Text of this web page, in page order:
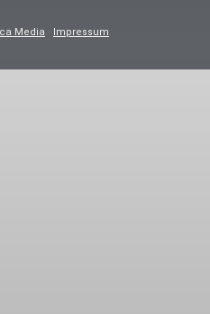
Media · Impressum